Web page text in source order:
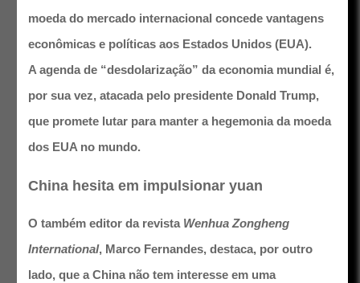
moeda do mercado internacional concede vantagens
econômicas e políticas aos Estados Unidos (EUA).
A agenda de “desdolarização” da economia mundial é,
por sua vez, atacada pelo presidente Donald Trump,
que promete lutar para manter a hegemonia da moeda
dos EUA no mundo.
China hesita em impulsionar yuan
O também editor da revista Wenhua Zongheng
International, Marco Fernandes, destaca, por outro
lado, que a China não tem interesse em uma